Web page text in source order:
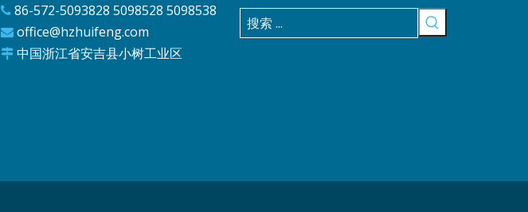
 86-572-5093828 5098528 5098538
 office@hzhuifeng.com
 中国浙江省安吉县小树工业区